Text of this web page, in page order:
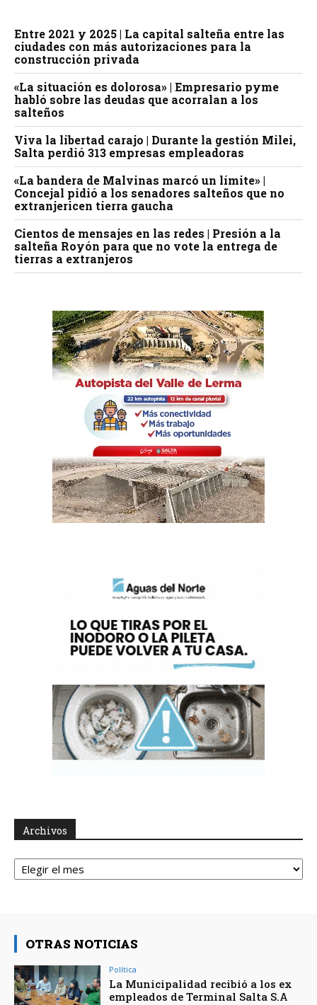
Entre 2021 y 2025 | La capital salteña entre las
ciudades con más autorizaciones para la
construcción privada
«La situación es dolorosa» | Empresario pyme
habló sobre las deudas que acorralan a los
salteños
Viva la libertad carajo | Durante la gestión Milei,
Salta perdió 313 empresas empleadoras
«La bandera de Malvinas marcó un límite» |
Concejal pidió a los senadores salteños que no
extranjericen tierra gaucha
Cientos de mensajes en las redes | Presión a la
salteña Royón para que no vote la entrega de
tierras a extranjeros
Archivos
Archivos
OTRAS NOTICIAS
Política
La Municipalidad recibió a los ex
empleados de Terminal Salta S.A